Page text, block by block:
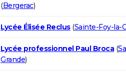
(Bergerac)
Lycée Élisée Reclus(Sainte-Foy-la-
Lycée professionnel Paul Broca(
Grande)